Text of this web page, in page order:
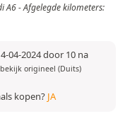
A6 - Afgelegde kilometers:
04-2024 door 10 na
bekijk origineel (Duits)
kopen? JA